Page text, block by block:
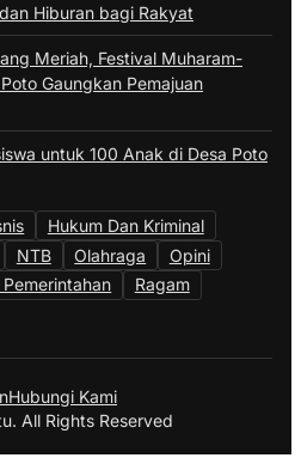
Hiburan bagi Rakyat
Meriah, Festival Muharam-
Gaungkan Pemajuan
untuk 100 Anak di Desa Poto
Hukum Dan Kriminal
NTB Olahraga
Opini
Ragam
Hubungi Kami
All Rights Reserved